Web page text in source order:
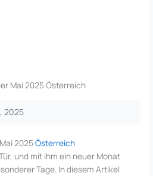
Mai 2025 Österreich
2025
2025 Österreich
und mit ihm ein neuer Monat
Tage. In diesem Artikel